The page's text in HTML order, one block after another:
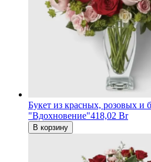
Букет из красных, розовых и
"Вдохновение"418,02 Br
В корзину